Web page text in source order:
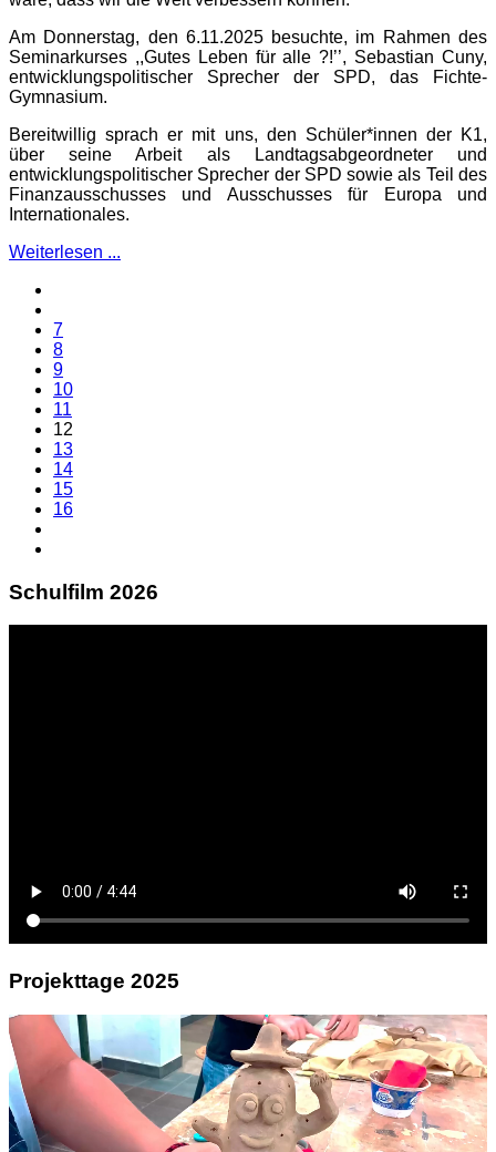
Am Donnerstag, den 6.11.2025 besuchte, im Rahmen des
Seminarkurses ,,Gutes Leben für alle ?!’’, Sebastian Cuny,
entwicklungspolitischer Sprecher der SPD, das Fichte-
Gymnasium.
Bereitwillig sprach er mit uns, den Schüler*innen der K1,
über seine Arbeit als Landtagsabgeordneter und
entwicklungspolitischer Sprecher der SPD sowie als Teil des
Finanzausschusses und Ausschusses für Europa und
Internationales.
Weiterlesen ...
7
8
9
10
11
12
13
14
15
16
Schulfilm 2026
Projekttage 2025